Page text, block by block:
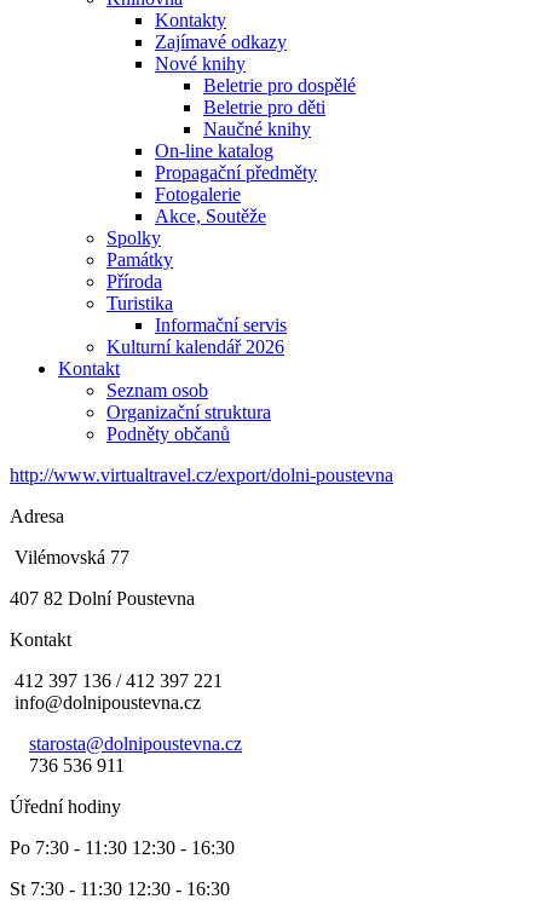
Kontakty
Zajímavé odkazy
Nové knihy
Beletrie pro dospělé
Beletrie pro děti
Naučné knihy
On-line katalog
Propagační předměty
Fotogalerie
Akce, Soutěže
Spolky
Památky
Příroda
Turistika
Informační servis
Kulturní kalendář 2026
Kontakt
Seznam osob
Organizační struktura
Podněty občanů
http://www.virtualtravel.cz/export/dolni-poustevna
Adresa
Vilémovská 77
407 82 Dolní Poustevna
Kontakt
412 397 136 / 412 397 221
info@dolnipoustevna.cz
starosta@dolnipoustevna.cz
736 536 911
Úřední hodiny
Po 7:30 - 11:30 12:30 - 16:30
St 7:30 - 11:30 12:30 - 16:30